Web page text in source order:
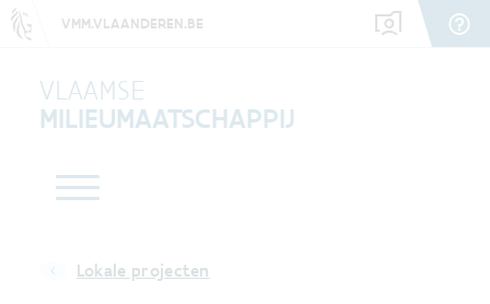
VMM.VLAANDEREN.BE
VLAAMSE
MILIEUMAATSCHAPPIJ
Lokale projecten